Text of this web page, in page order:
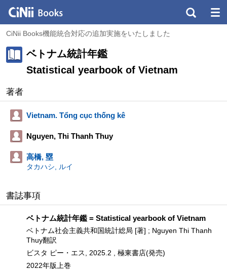
CiNii Books機能統合対応の追加実施をいたしました
ベトナム統計年鑑
Statistical yearbook of Vietnam
著者
Vietnam. Tổng cục thống kê
Nguyen, Thi Thanh Thuy
高橋, 塁
タカハシ, ルイ
書誌事項
ベトナム統計年鑑 = Statistical yearbook of Vietnam
ベトナム社会主義共和国統計総局 [著] ; Nguyen Thi Thanh
Thuy翻訳
ビスタ ピー・エス, 2025.2 , 極東書店(発売)
2022年版上巻